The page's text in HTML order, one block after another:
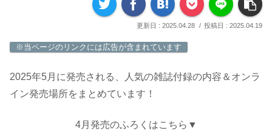
2025.04.28 2025.04.19
※当ページのリンクには広告が含まれています
2025年5月に発売される、人気の雑誌付録の内容＆オンラ
イン発売場所をまとめています！
4月発売のふろくはこちら▼